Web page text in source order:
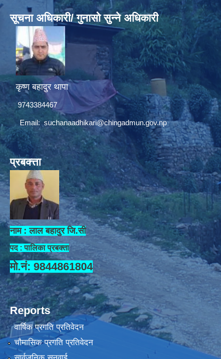
सूचना अधिकारी/ गुनासो सुन्ने अधिकारी
कृष्ण बहादुर थापा
9743384467
Email:suchanaadhikari@chingadmun.gov.np
प्रबक्त्ता
नाम : लाल बहादुर जि.सी
पद : पालिका प्रबक्ता
मो.नं: 9844861804
Reports
वार्षिक प्रगति प्रतिवेदन
चौमासिक प्रगति प्रतिवेदन